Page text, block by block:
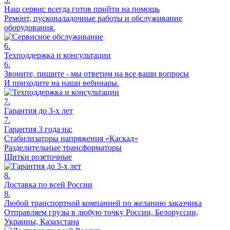
Наш сервис всегда готов прийти на помощь
Ремонт, пусконаладочные работы и обслуживание
оборудования.
6.
Техподдержка и консультации
6.
Звоните, пишите - мы ответим на все ваши вопросы
И приходите на наши вебинары.
7.
Гарантия до 3-х лет
7.
Гарантия 3 года на:
Стабилизаторы напряжения «Каскад»
Разделительные трансформаторы
Щитки розеточные
8.
Доставка по всей России
8.
Любой транспортной компанией по желанию заказчика
Отправляем грузы в любую точку России, Белоруссии,
Украины, Казахстана